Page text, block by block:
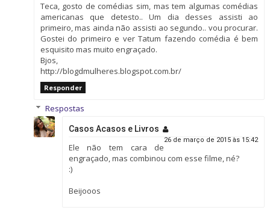
Teca, gosto de comédias sim, mas tem algumas comédias
americanas que detesto.. Um dia desses assisti ao
primeiro, mas ainda não assisti ao segundo.. vou procurar.
Gostei do primeiro e ver Tatum fazendo comédia é bem
esquisito mas muito engraçado.
Bjos,
http://blogdmulheres.blogspot.com.br/
Responder
Respostas
Casos Acasos e Livros
26 de março de 2015 às 15:42
Ele não tem cara de
engraçado, mas combinou com esse filme, né?
:)
Beijooos